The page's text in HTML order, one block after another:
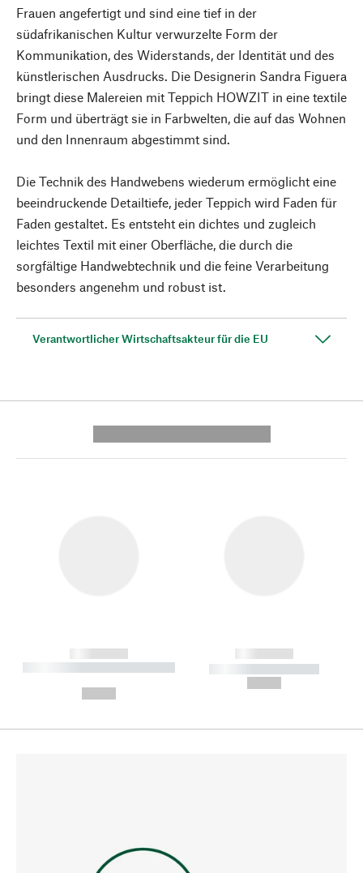
Frauen angefertigt und sind eine tief in der
südafrikanischen Kultur verwurzelte Form der
Kommunikation, des Widerstands, der Identität und des
künstlerischen Ausdrucks. Die Designerin Sandra Figuera
bringt diese Malereien mit Teppich HOWZIT in eine textile
Form und überträgt sie in Farbwelten, die auf das Wohnen
und den Innenraum abgestimmt sind.
Die Technik des Handwebens wiederum ermöglicht eine
beeindruckende Detailtiefe, jeder Teppich wird Faden für
Faden gestaltet. Es entsteht ein dichtes und zugleich
leichtes Textil mit einer Oberfläche, die durch die
sorgfältige Handwebtechnik und die feine Verarbeitung
besonders angenehm und robust ist.
Verantwortlicher Wirtschaftsakteur für die EU
------------
----------- ----------- --------
------------
----------- -----------